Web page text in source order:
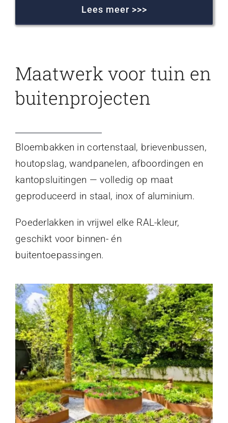
Lees meer >>>
Maatwerk voor tuin en
buitenprojecten
Bloembakken in cortenstaal, brievenbussen,
houtopslag, wandpanelen, afboordingen en
kantopsluitingen — volledig op maat
geproduceerd in staal, inox of aluminium.
Poederlakken in vrijwel elke RAL-kleur,
geschikt voor binnen- én
buitentoepassingen.